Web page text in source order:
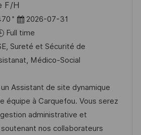
F/H
D
a
t
e
’
a
f
f
2026-07-31
Full time
Sureté et Sécurité de
Médico-Social
Assistant de site dynamique
équipe à Carquefou. Vous serez
administrative et
nos collaborateurs